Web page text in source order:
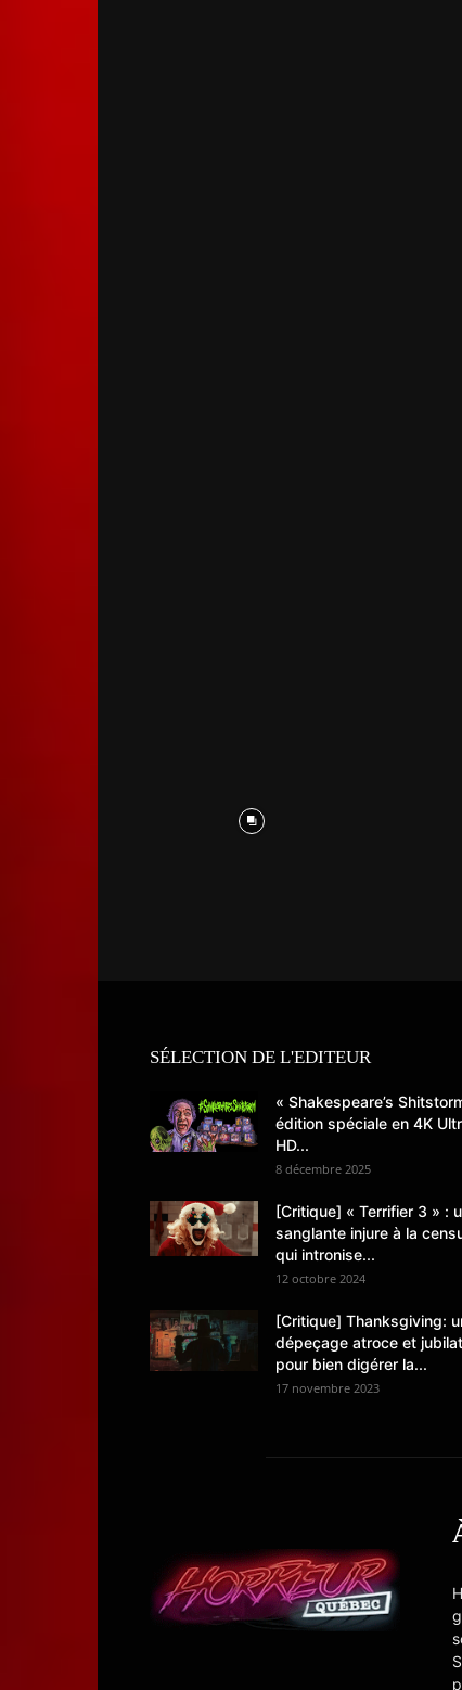
SÉLECTION DE L'EDITEUR
« Shakespeare’s
édition spéciale en 4K
HD...
8 décembre 2025
[Critique] « Terrifier 3 » :
sanglante injure à la
qui intronise...
12 octobre 2024
[Critique] Thanksgiving:
dépeçage atroce et
pour bien digérer la...
17 novembre 2023